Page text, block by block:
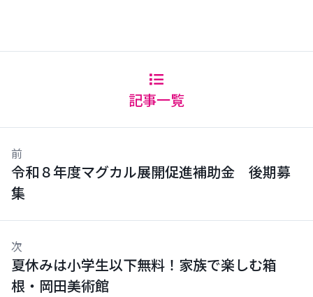
記事一覧
前
令和８年度マグカル展開促進補助金 後期募
集
次
夏休みは小学生以下無料！家族で楽しむ箱
根・岡田美術館